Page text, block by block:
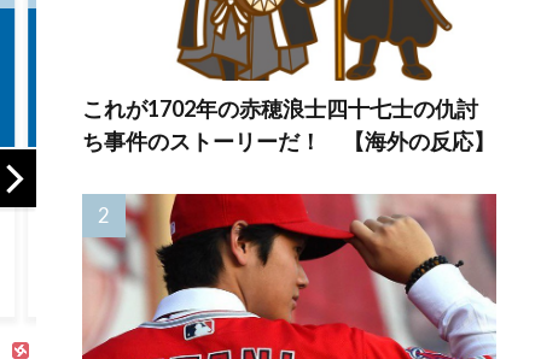
堂」の熊本地震被
災者支援策が物
議！海外ファン
「神対応」「金額
が少ない…」
W杯の日本戦で、
何回も映っていた
この女性は一体
誰？」 中国人
「なんという上品
さ」「どう見ても
一般人ではない」
これが1702年の赤穂浪士四十七士の仇討
ち事件のストーリーだ！ 【海外の反応】